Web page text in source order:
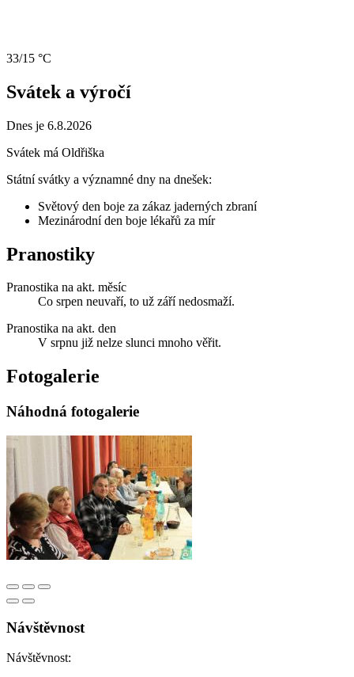
33/15 °C
Svátek a výročí
Dnes je 6.8.2026
Svátek má Oldřiška
Státní svátky a významné dny na dnešek:
Světový den boje za zákaz jaderných zbraní
Mezinárodní den boje lékařů za mír
Pranostiky
Pranostika na akt. měsíc
Co srpen neuvaří, to už září nedosmaží.
Pranostika na akt. den
V srpnu již nelze slunci mnoho věřit.
Fotogalerie
Náhodná fotogalerie
Návštěvnost
Návštěvnost: